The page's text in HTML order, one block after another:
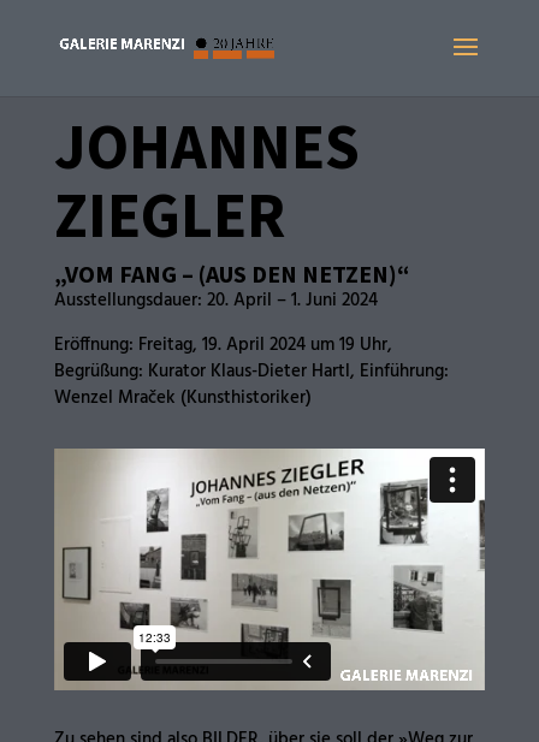
JOHANNES
ZIEGLER
„VOM FANG – (AUS DEN NETZEN)“
Ausstellungsdauer: 20. April – 1. Juni 2024
Eröffnung: Freitag, 19. April 2024 um 19 Uhr,
Begrüßung: Kurator Klaus-Dieter Hartl, Einführung:
Wenzel Mraček (Kunsthistoriker)